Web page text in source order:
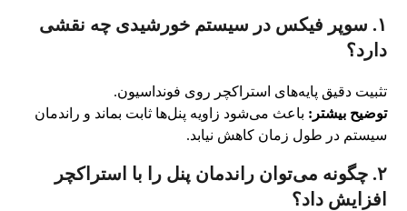
۱. سوپر فیکس در سیستم خورشیدی چه نقشی
دارد؟
تثبیت دقیق پایه‌های استراکچر روی فونداسیون.
توضیح بیشتر: باعث می‌شود زاویه پنل‌ها ثابت بماند و راندمان
سیستم در طول زمان کاهش نیابد.
۲. چگونه می‌توان راندمان پنل را با استراکچر
افزایش داد؟